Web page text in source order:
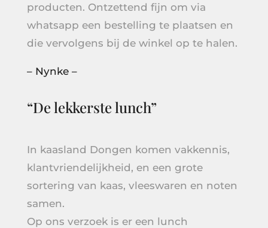
producten. Ontzettend fijn om via
whatsapp een bestelling te plaatsen en
die vervolgens bij de winkel op te halen.
– Nynke –
“De lekkerste lunch”
In kaasland Dongen komen vakkennis,
klantvriendelijkheid, en een grote
sortering van kaas, vleeswaren en noten
samen.
Op ons verzoek is er een lunch